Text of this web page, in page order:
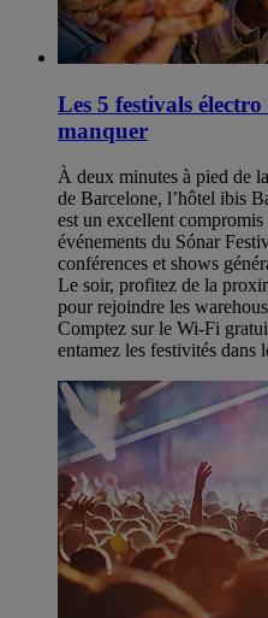
Les 5 festivals
manquer
À deux minutes à pied de
de Barcelone, l’hôtel ibis
est un excellent
événements du Sónar
conférences et shows
Le soir, profitez de la
pour rejoindre les
Comptez sur le Wi-Fi
entamez les festivités dans